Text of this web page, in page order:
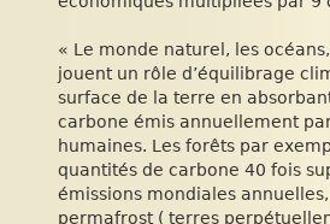
« Le monde naturel, les
jouent un rôle d’équilibrage
surface de la terre en
carbone émis annuellement
humaines. Les forêts par
quantités de carbone 40 fois
émissions mondiales
permafrost ( terres